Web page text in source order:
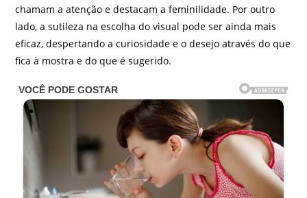
chamam a atenção e destacam a feminilidade. Por outro
lado, a sutileza na escolha do visual pode ser ainda mais
eficaz, despertando a curiosidade e o desejo através do que
fica à mostra e do que é sugerido.